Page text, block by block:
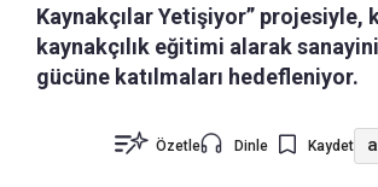
Kaynakçılar Yetişiyor” projesiyle,
kaynakçılık eğitimi alarak
gücüne katılmaları hedefleniyor.
Özetle Dinle Kaydet